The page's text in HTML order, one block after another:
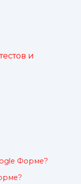
и
Форме?